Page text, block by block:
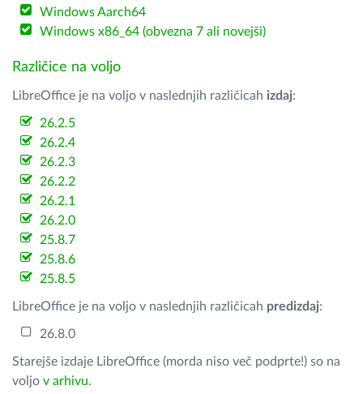
Windows Aarch64
Windows x86_64 (obvezna 7 ali novejši)
Različice na voljo
LibreOffice je na voljo v naslednjih različicah izdaj:
26.2.5
26.2.4
26.2.3
26.2.2
26.2.1
26.2.0
25.8.7
25.8.6
25.8.5
LibreOffice je na voljo v naslednjih različicah predizdaj:
26.8.0
Starejše izdaje LibreOffice (morda niso več podprte!) so na
voljo v arhivu.